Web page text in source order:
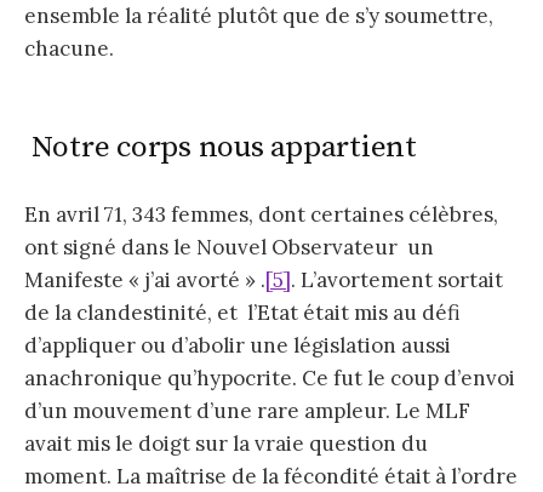
ensemble la réalité plutôt que de s’y soumettre,
chacune.
Notre corps nous appartient
En avril 71, 343 femmes, dont certaines célèbres,
ont signé dans le Nouvel Observateur un
Manifeste « j’ai avorté » .[5]. L’avortement sortait
de la clandestinité, et l’Etat était mis au défi
d’appliquer ou d’abolir une législation aussi
anachronique qu’hypocrite. Ce fut le coup d’envoi
d’un mouvement d’une rare ampleur. Le MLF
avait mis le doigt sur la vraie question du
moment. La maîtrise de la fécondité était à l’ordre